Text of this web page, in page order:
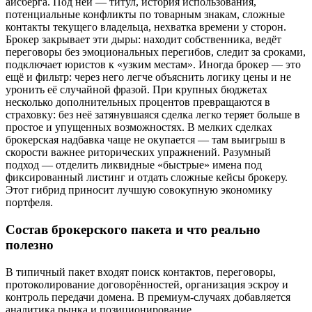
потенциальные конфликты по товарным знакам, сложные
контакты текущего владельца, нехватка времени у сторон.
Брокер закрывает эти дыры: находит собственника, ведёт
переговоры без эмоциональных перегибов, следит за сроками,
подключает юристов к «узким местам». Иногда брокер — это
ещё и фильтр: через него легче объяснить логику цены и не
уронить её случайной фразой. При крупных бюджетах
несколько дополнительных процентов превращаются в
страховку: без неё затянувшаяся сделка легко теряет больше в
простое и упущенных возможностях. В мелких сделках
брокерская надбавка чаще не окупается — там выигрыш в
скорости важнее риторических упражнений. Разумный
подход — отделить ликвидные «быстрые» имена под
фиксированный листинг и отдать сложные кейсы брокеру.
Этот гибрид приносит лучшую совокупную экономику
портфеля.
Состав брокерского пакета и что реально
полезно
В типичный пакет входят поиск контактов, переговоры,
протоколирование договорённостей, организация эскроу и
контроль передачи домена. В премиум‑случаях добавляется
аналитика рынка и позиционирование.